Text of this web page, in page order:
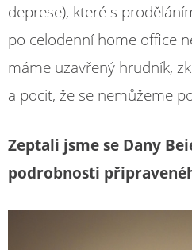
deprese), které s
po celodenní home office
máme uzavřený hrudník,
a pocit, že se nemůžeme
Zeptali jsme se Dany
podrobnosti